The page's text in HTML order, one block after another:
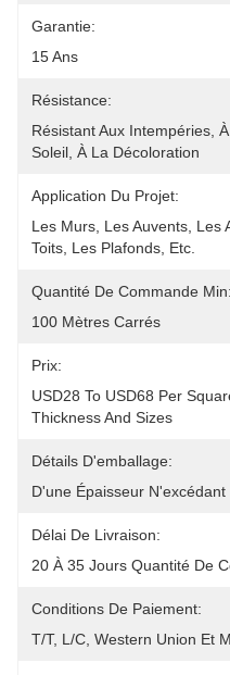
Garantie:
15 Ans
Résistance:
Résistant Aux Intempéries,
Soleil, À La Décoloration
Application Du Projet:
Les Murs, Les Auvents, Les
Toits, Les Plafonds, Etc.
Quantité De Commande Min:
100 Mètres Carrés
Prix:
USD28 To USD68 Per
Thickness And Sizes
Détails D'emballage:
D'une Épaisseur N'excédant
Délai De Livraison:
20 À 35 Jours Quantité De
Conditions De Paiement:
T/T, L/C, Western Union Et